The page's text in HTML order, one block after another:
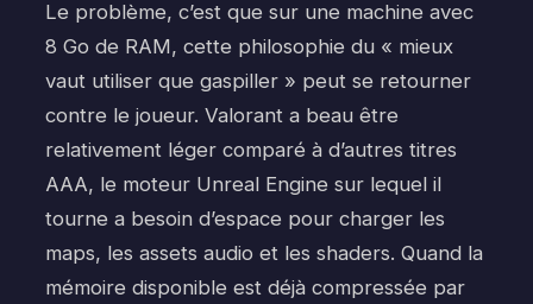
Le problème, c’est que sur une machine avec
8 Go de RAM, cette philosophie du « mieux
vaut utiliser que gaspiller » peut se retourner
contre le joueur. Valorant a beau être
relativement léger comparé à d’autres titres
AAA, le moteur Unreal Engine sur lequel il
tourne a besoin d’espace pour charger les
maps, les assets audio et les shaders. Quand la
mémoire disponible est déjà compressée par